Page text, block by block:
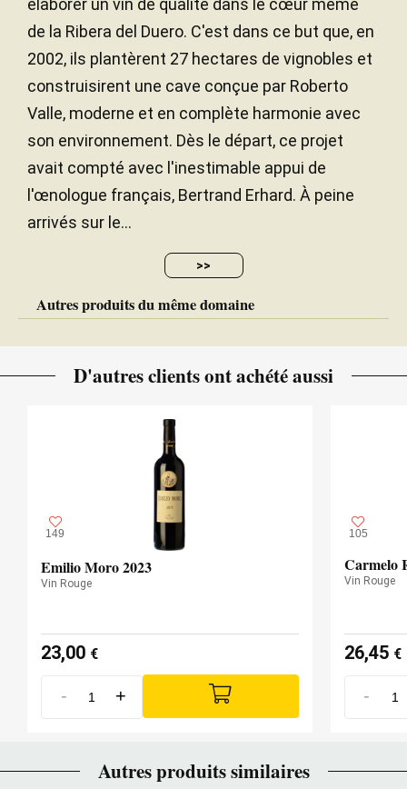
de la Ribera del Duero. C'est dans ce but que, en
2002, ils plantèrent 27 hectares de vignobles et
construisirent une cave conçue par Roberto
Valle, moderne et en complète harmonie avec
son environnement. Dès le départ, ce projet
avait compté avec l'inestimable appui de
l'œnologue français, Bertrand Erhard. À peine
arrivés sur le...
>>
Autres produits du même domaine
D'autres clients ont achété aussi
149
Emilio Moro 2023
Vin Rouge
23,00 €
- +
105
Carmelo
Vin Rouge
26,45 €
-
Autres produits similaires